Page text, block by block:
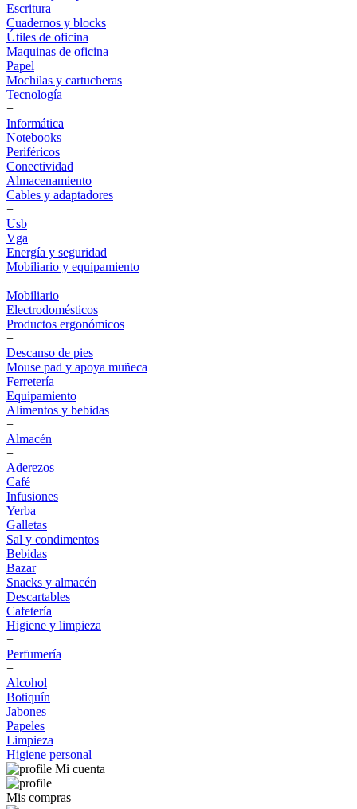
Escritura
Cuadernos y blocks
Útiles de oficina
Maquinas de oficina
Papel
Mochilas y cartucheras
Tecnología
+
Informática
Notebooks
Periféricos
Conectividad
Almacenamiento
Cables y adaptadores
+
Usb
Vga
Energía y seguridad
Mobiliario y equipamiento
+
Mobiliario
Electrodomésticos
Productos ergonómicos
+
Descanso de pies
Mouse pad y apoya muñeca
Ferretería
Equipamiento
Alimentos y bebidas
+
Almacén
+
Aderezos
Café
Infusiones
Yerba
Galletas
Sal y condimentos
Bebidas
Bazar
Snacks y almacén
Descartables
Cafetería
Higiene y limpieza
+
Perfumería
+
Alcohol
Botiquín
Jabones
Papeles
Limpieza
Higiene personal
Mi cuenta
Mis compras